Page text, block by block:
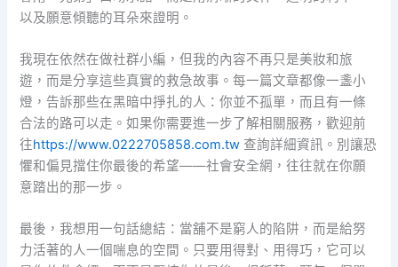
以及願意傾聽的耳朵來證明。
我現在依然在做社群小編，但我的內容不再只是美妝和旅
遊，而是分享這些真實的救急故事。每一篇文章都像一盞小
燈，告訴那些在黑暗中掙扎的人：你並不孤單，而且有一條
合法的路可以走。如果你需要進一步了解相關服務，歡迎前
往https://www.0222705858.com.tw 查詢詳細資訊。別讓恐
懼和偏見擋住你最後的希望——社會安全網，往往就在你願
意踏出的那一步。
最後，我想用一句話總結：當舖不是窮人的陷阱，而是給努
力活著的人一個喘息的空間。只要用得對、用得巧，它可以